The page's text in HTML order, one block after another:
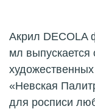
Акрил DECOLA
мл выпускается
«Невская
для росписи